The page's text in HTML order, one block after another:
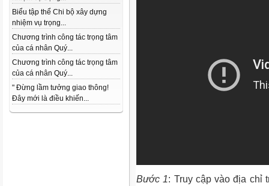
Biểu tập thể Chi bộ xây dựng
nhiệm vụ trọng...
Chương trình công tác trọng tâm
của cá nhân Quý...
Chương trình công tác trọng tâm
của cá nhân Quý...
" Đừng lầm tưởng giao thông!
Đây mới là điều khiến...
Bước 1: Truy cập vào địa chỉ